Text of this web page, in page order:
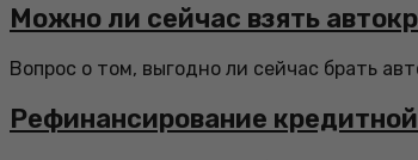
Можно ли сейчас взять
Вопрос о том, выгодно ли сейчас брать
Рефинансирование